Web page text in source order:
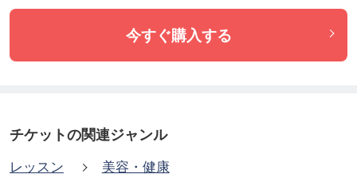
通信技術が発達した今日ですが、ホメオパスと直接
切な方の住まう街に、信頼できるホメオパスが居る
今すぐ購入する
チケットの関連ジャンル
レッスン 美容・健康